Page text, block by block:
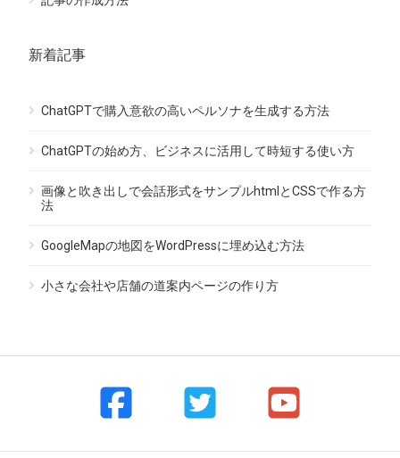
新着記事
ChatGPTで購入意欲の高いペルソナを生成する方法
ChatGPTの始め方、ビジネスに活用して時短する使い方
画像と吹き出しで会話形式をサンプルhtmlとCSSで作る方
法
GoogleMapの地図をWordPressに埋め込む方法
小さな会社や店舗の道案内ページの作り方